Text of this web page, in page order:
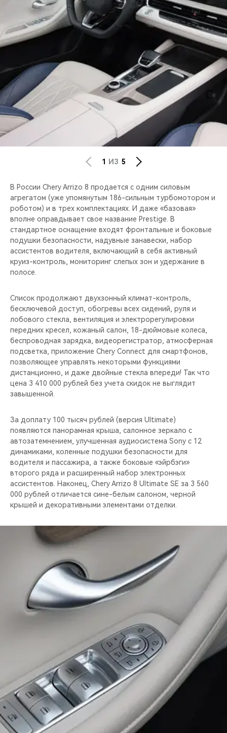
1 ИЗ 5
В России Chery Arrizo 8 продается с одним силовым
агрегатом (уже упомянутым 186-сильным турбомотором и
роботом) и в трех комплектациях. И даже «базовая»
вполне оправдывает свое название Prestige. В
стандартное оснащение входят фронтальные и боковые
подушки безопасности, надувные занавески, набор
ассистентов водителя, включающий в себя активный
круиз-контроль, мониторинг слепых зон и удержание в
полосе.
Список продолжают двухзонный климат-контроль,
бесключевой доступ, обогревы всех сидений, руля и
лобового стекла, вентиляция и электрорегулировки
передних кресел, кожаный салон, 18-дюймовые колеса,
беспроводная зарядка, видеорегистратор, атмосферная
подсветка, приложение Chery Connect для смартфонов,
позволяющее управлять некоторыми функциями
дистанционно, и даже двойные стекла впереди! Так что
цена 3 410 000 рублей без учета скидок не выглядит
завышенной.
За доплату 100 тысяч рублей (версия Ultimate)
появляются панорамная крыша, салонное зеркало с
автозатемнением, улучшенная аудиосистема Sony с 12
динамиками, коленные подушки безопасности для
водителя и пассажира, а также боковые «эйрбэги»
второго ряда и расширенный набор электронных
ассистентов. Наконец, Chery Arrizo 8 Ultimate SE за 3 560
000 рублей отличается сине-белым салоном, черной
крышей и декоративными элементами отделки.